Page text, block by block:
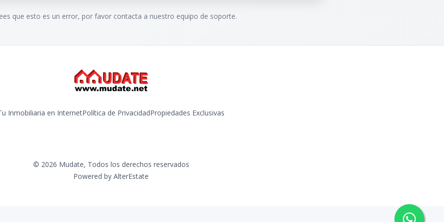
que esto es un error, por favor contacta a nuestro equipo de soporte.
Inmobiliaria en InternetPolítica de PrivacidadPropiedades Exclusivas
© 2026 Mudate, Todos los derechos reservados
Powered by AlterEstate